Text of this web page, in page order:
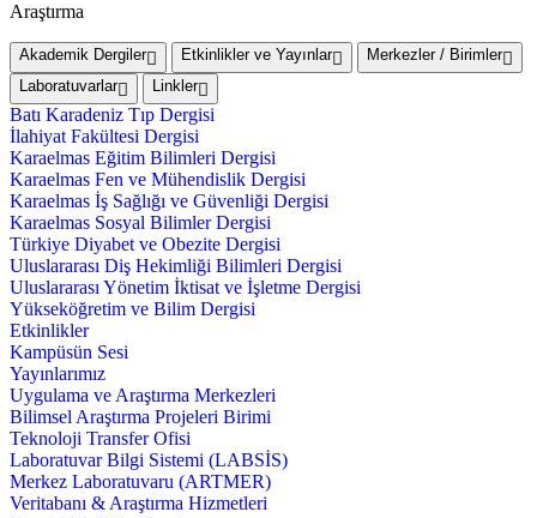
Araştırma
Akademik Dergiler Etkinlikler ve Yayınlar
Merkezler / Birimler
Laboratuvarlar
Linkler
Batı Karadeniz Tıp Dergisi
İlahiyat Fakültesi Dergisi
Karaelmas Eğitim Bilimleri Dergisi
Karaelmas Fen ve Mühendislik Dergisi
Karaelmas İş Sağlığı ve Güvenliği Dergisi
Karaelmas Sosyal Bilimler Dergisi
Türkiye Diyabet ve Obezite Dergisi
Uluslararası Diş Hekimliği Bilimleri Dergisi
Uluslararası Yönetim İktisat ve İşletme Dergisi
Yükseköğretim ve Bilim Dergisi
Etkinlikler
Kampüsün Sesi
Yayınlarımız
Uygulama ve Araştırma Merkezleri
Bilimsel Araştırma Projeleri Birimi
Teknoloji Transfer Ofisi
Laboratuvar Bilgi Sistemi (LABSİS)
Merkez Laboratuvaru (ARTMER)
Veritabanı & Araştırma Hizmetleri